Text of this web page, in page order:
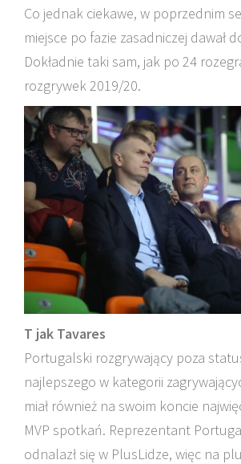
Co jednak ciekawe, w poprzednim
miejsce po fazie zasadniczej dawał
Dokładnie taki sam, jak po 24
rozgrywek 2019/20.
T jak Tavares
Portugalski rozgrywający poza
najlepszego w kategorii
miał również na swoim koncie
MVP spotkań. Reprezentant
odnalazł się w PlusLidze, więc na